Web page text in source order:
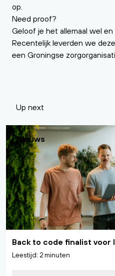
op.
Need proof?
Geloof je het allemaal wel
Recentelijk leverden we
een Groningse
Up next
Nieuws
Back to code finalist voor
Leestijd: 2 minuten